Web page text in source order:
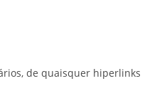
de quaisquer hiperlinks